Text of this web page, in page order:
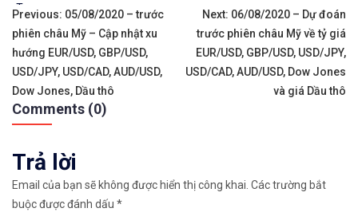
𝘔ở 𝘵à𝘪 𝘬𝘩𝘰ả𝘯 𝘵𝘳ê𝘯 𝘴à𝘯 𝘐𝘊𝘔𝘢𝘳𝘬𝘦𝘵𝘴 𝘯ổ𝘪 𝘵𝘪ế𝘯𝘨
https://chungkhoanforex.com/05-08-2020-
Cảm ơn bạn đã xem thông tin Chúc bạn
#icmarkets #exness #taichinh #dautu #vang
Tags:
Điều
hướng
bài
viết
Previous: 05/08/2020 – trước
phiên châu Mỹ – Cập nhật xu
hướng EUR/USD, GBP/USD,
USD/JPY, USD/CAD, AUD/USD,
Dow Jones, Dầu thô
Next: 06/08/2020 – Dự đoán
trước phiên châu Mỹ về tỷ giá
EUR/USD, GBP/USD, USD/JPY,
USD/CAD, AUD/USD, Dow Jones
và giá Dầu thô
Comments (0)
Trả lời
Email của bạn sẽ không được hiển thị công khai. Các trường bắt
buộc được đánh dấu *